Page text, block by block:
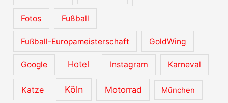
Fotos Fußball
Fußball-Europameisterschaft GoldWing
Google Hotel Instagram Karneval
Katze Köln Motorrad München